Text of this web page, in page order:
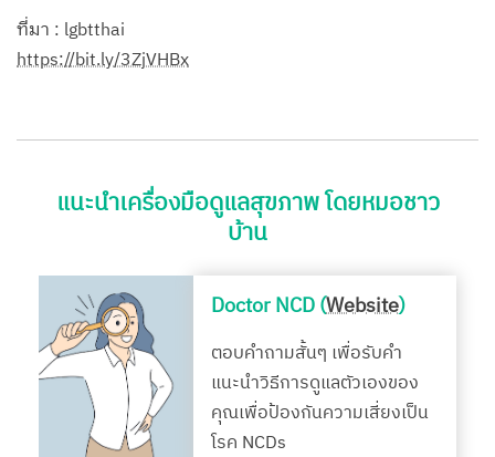
ที่มา : lgbtthai
https://bit.ly/3ZjVHBx
แนะนำเครื่องมือดูแลสุขภาพ โดยหมอชาว
บ้าน
Doctor NCD (Website)
ตอบคำถามสั้นๆ เพื่อรับคำ
แนะนำวิธีการดูแลตัวเองของ
คุณเพื่อป้องกันความเสี่ยงเป็น
โรค NCDs